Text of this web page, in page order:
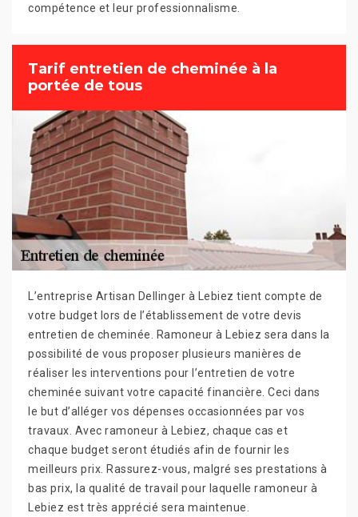
compétence et leur professionnalisme.
Tarif entretien de cheminée à la
portée de tous
L’entreprise Artisan Dellinger à Lebiez tient compte de
votre budget lors de l’établissement de votre devis
entretien de cheminée. Ramoneur à Lebiez sera dans la
possibilité de vous proposer plusieurs manières de
réaliser les interventions pour l’entretien de votre
cheminée suivant votre capacité financière. Ceci dans
le but d’alléger vos dépenses occasionnées par vos
travaux. Avec ramoneur à Lebiez, chaque cas et
chaque budget seront étudiés afin de fournir les
meilleurs prix. Rassurez-vous, malgré ses prestations à
bas prix, la qualité de travail pour laquelle ramoneur à
Lebiez est très apprécié sera maintenue.